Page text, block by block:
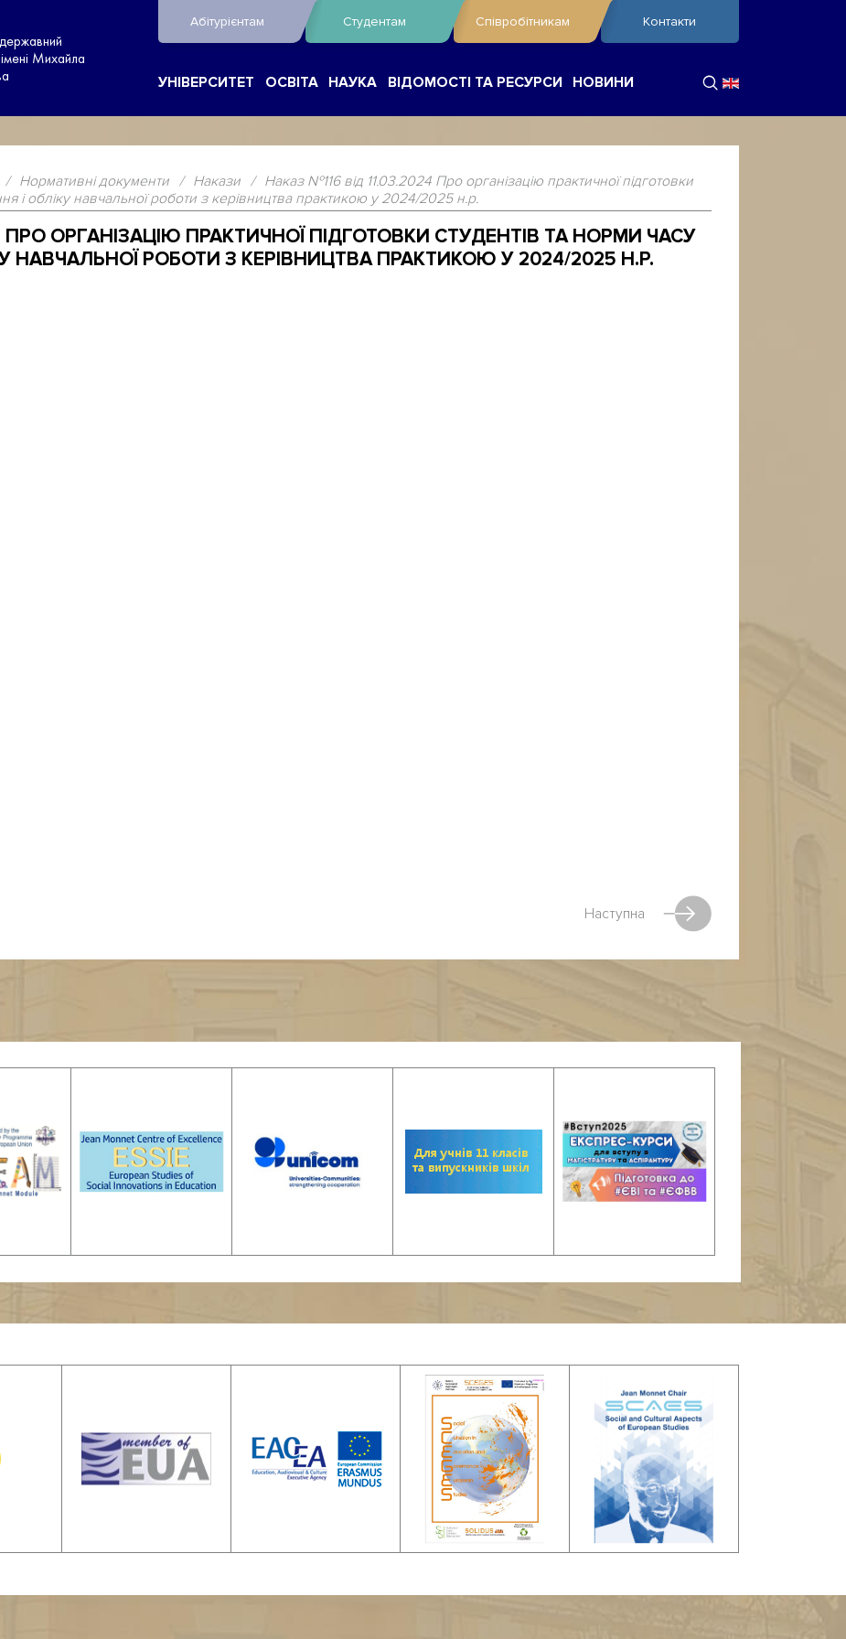
Михайла
Абітурієнтам Студентам Співробітникам Контакти
УНІВЕРСИТЕТ ОСВІТА НАУКА ВІДОМОСТІ ТА РЕСУРСИ НОВИНИ
/ Нормативні документи / Накази / Наказ №116 від 11.03.2024 Про організацію практичної підготовки
і обліку навчальної роботи з керівництва практикою у 2024/2025 н.р.
ПРО ОРГАНІЗАЦІЮ ПРАКТИЧНОЇ ПІДГОТОВКИ СТУДЕНТІВ ТА НОРМИ ЧАСУ
НАВЧАЛЬНОЇ РОБОТИ З КЕРІВНИЦТВА ПРАКТИКОЮ У 2024/2025 Н.Р.
Наступна